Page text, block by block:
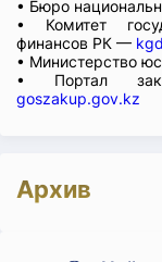
• Бюро
• Комитет
финансов РК —
• Министерство
• Портал
goszakup.gov.kz
Архив